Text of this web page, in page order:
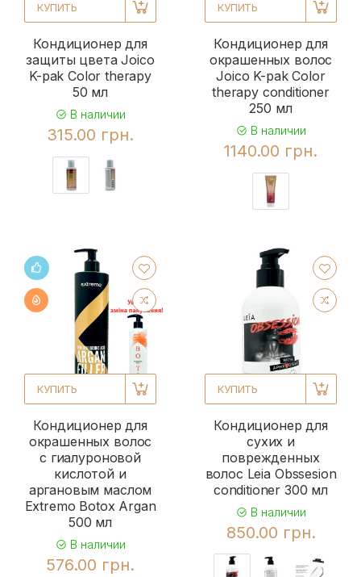
КУПИТЬ
Кондиционер для
защиты цвета Joico
K-pak Color therapy
50 мл
В наличии
315.00 грн.
КУПИТЬ
Кондиционер для
окрашенных волос
Joico K-pak Color
therapy conditioner
250 мл
В наличии
1140.00 грн.
КУПИТЬ
Кондиционер для
окрашенных волос
с гиалуроновой
кислотой и
аргановым маслом
Extremo Botox Argan
500 мл
В наличии
576.00 грн.
КУПИТЬ
Кондиционер для
сухих и
поврежденных
волос Leia Obssesion
conditioner 300 мл
В наличии
850.00 грн.